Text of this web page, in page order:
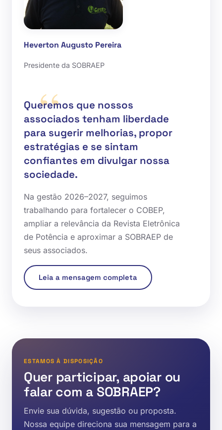
Heverton Augusto Pereira
Presidente da SOBRAEP
“
Queremos que nossos
associados tenham liberdade
para sugerir melhorias, propor
estratégias e se sintam
confiantes em divulgar nossa
sociedade.
Na gestão 2026–2027, seguimos
trabalhando para fortalecer o COBEP,
ampliar a relevância da Revista Eletrônica
de Potência e aproximar a SOBRAEP de
seus associados.
Leia a mensagem completa
ESTAMOS À DISPOSIÇÃO
Quer participar, apoiar ou
falar com a SOBRAEP?
Envie sua dúvida, sugestão ou proposta.
Nossa equipe direciona sua mensagem para a